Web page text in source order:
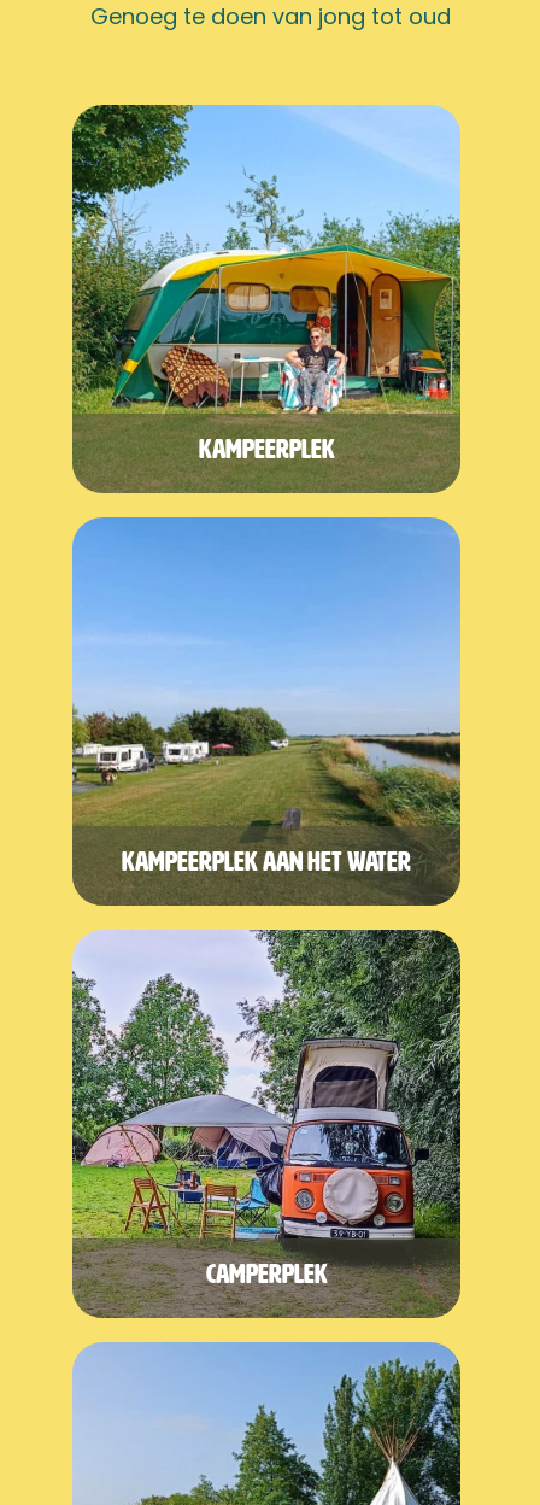
Genoeg te doen van jong tot oud
Kampeerplek
Kampeerplek aan het water
Camperplek